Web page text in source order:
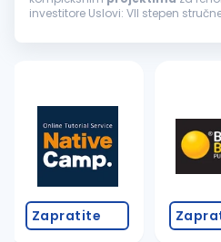
investitore Uslovi: VII
samostalnog rada na
Zapratite